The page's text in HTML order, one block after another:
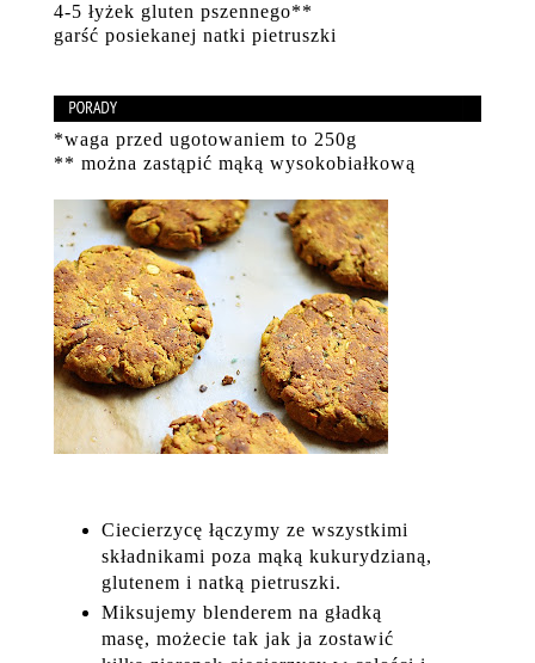
4-5 łyżek gluten pszennego**
garść posiekanej natki pietruszki
*waga przed ugotowaniem to 250g
** można zastąpić mąką wysokobiałkową
Ciecierzycę łączymy ze wszystkimi
składnikami poza mąką kukurydzianą,
glutenem i natką pietruszki.
Miksujemy blenderem na gładką
masę, możecie tak jak ja zostawić